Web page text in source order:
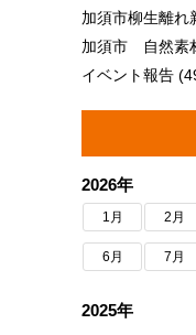
加須市柳生離れ
加須市 自然素
イベント報告
2026年
1月 2月
6月 7月
2025年